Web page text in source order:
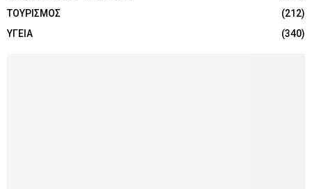
ΤΟΥΡΙΣΜΟΣ
(212)
ΥΓΕΙΑ
(340)